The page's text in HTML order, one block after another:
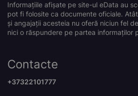
Informațiile afișate pe site-ul eData au
pot fi folosite ca documente oficiale.
și angajații acesteia nu oferă niciun fel
nici o răspundere pe partea informaților
Contacte
+37322101777